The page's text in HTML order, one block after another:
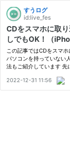
すうログ
id:live_fes
CDをスマホに取
しでもOK！（
この記事ではCDをスマ
パソコンを持っていない
法もご紹介しています 先
ne、Androidの両方で利
ンあ…
2022-12-31 11:56